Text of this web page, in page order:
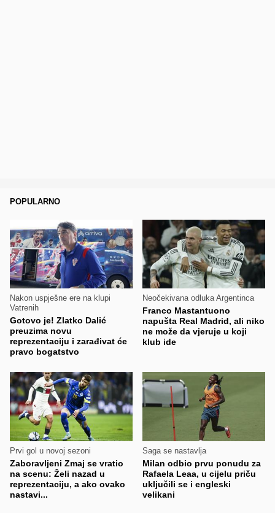
POPULARNO
Nakon uspješne ere na klupi
Vatrenih
Gotovo je! Zlatko Dalić
preuzima novu
reprezentaciju i zarađivat će
pravo bogatstvo
Neočekivana odluka Argentinca
Franco Mastantuono
napušta Real Madrid, ali niko
ne može da vjeruje u koji
klub ide
Prvi gol u novoj sezoni
Zaboravljeni Zmaj se vratio
na scenu: Želi nazad u
reprezentaciju, a ako ovako
nastavi...
Saga se nastavlja
Milan odbio prvu ponudu za
Rafaela Leaa, u cijelu priču
uključili se i engleski
velikani